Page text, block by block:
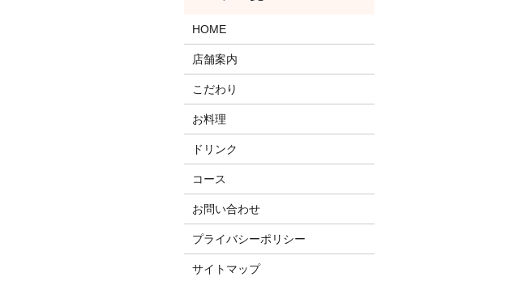
HOME
店舗案内
こだわり
お料理
ドリンク
コース
お問い合わせ
プライバシーポリシー
サイトマップ